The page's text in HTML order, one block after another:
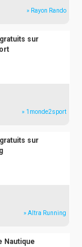
» Rayon Rando
sur
» 1monde2sport
sur
» Altra Running
Nautique